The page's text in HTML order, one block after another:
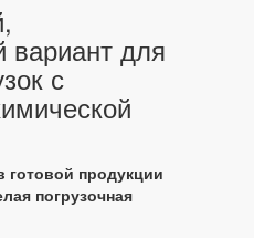
для
с
готовой продукции
погрузочная